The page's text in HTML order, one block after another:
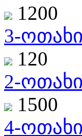
1200
3-
120
2-
1500
4-